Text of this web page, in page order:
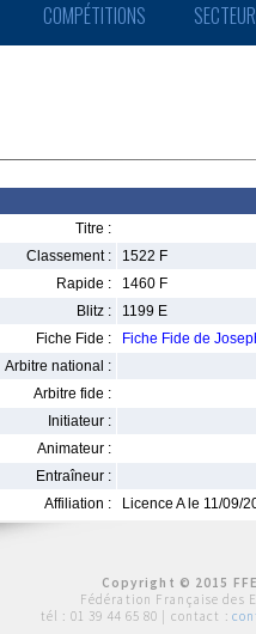
COMPÉTITIONS
Titre :
Classement :
1522 F
Rapide :
1460 F
Blitz :
1199 E
Fiche Fide :
Fiche Fide de
Arbitre national :
Arbitre fide :
Initiateur :
Animateur :
Entraîneur :
Affiliation :
Licence A le 11/09/
Copyright © 2015
Fédération Française des
tél : 01 39 44 65 80 | contact :